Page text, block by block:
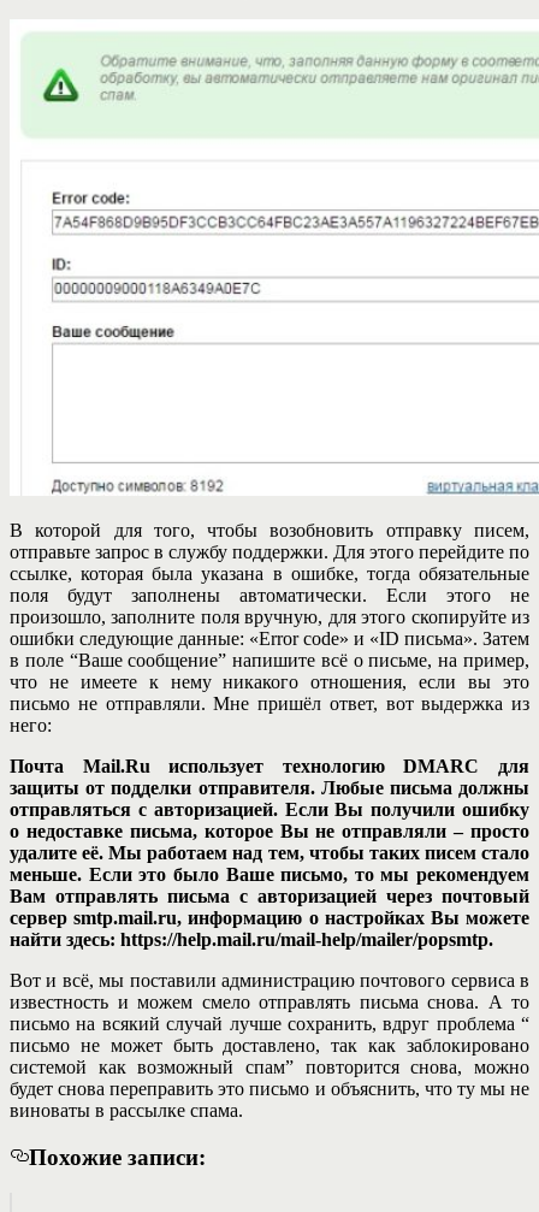
В которой для того, чтобы возобновить отправку писем,
отправьте запрос в службу поддержки. Для этого перейдите по
ссылке, которая была указана в ошибке, тогда обязательные
поля будут заполнены автоматически. Если этого не
произошло, заполните поля вручную, для этого скопируйте из
ошибки следующие данные: «Error code» и «ID письма». Затем
в поле “Ваше сообщение” напишите всё о письме, на пример,
что не имеете к нему никакого отношения, если вы это
письмо не отправляли. Мне пришёл ответ, вот выдержка из
него:
Почта Mail.Ru использует технологию DMARC для
защиты от подделки отправителя. Любые письма должны
отправляться с авторизацией. Если Вы получили ошибку
о недоставке письма, которое Вы не отправляли – просто
удалите её. Мы работаем над тем, чтобы таких писем стало
меньше. Если это было Ваше письмо, то мы рекомендуем
Вам отправлять письма с авторизацией через почтовый
сервер smtp.mail.ru, информацию о настройках Вы можете
найти здесь: https://help.mail.ru/mail-help/mailer/popsmtp.
Вот и всё, мы поставили администрацию почтового сервиса в
известность и можем смело отправлять письма снова. А то
письмо на всякий случай лучше сохранить, вдруг проблема “
письмо не может быть доставлено, так как заблокировано
системой как возможный спам” повторится снова, можно
будет снова переправить это письмо и объяснить, что ту мы не
виноваты в рассылке спама.
Похожие записи: